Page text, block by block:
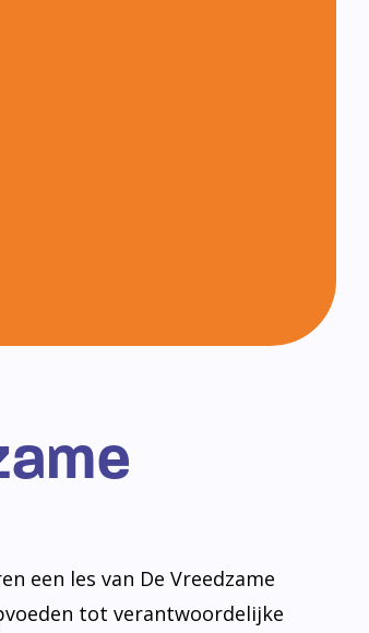
een les van De Vreedzame
tot verantwoordelijke